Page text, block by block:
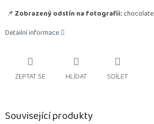
📌Zobrazený odstín na fotografii: chocolate
Detailní informace
ZEPTAT SE HLÍDAT SDÍLET
Související produkty